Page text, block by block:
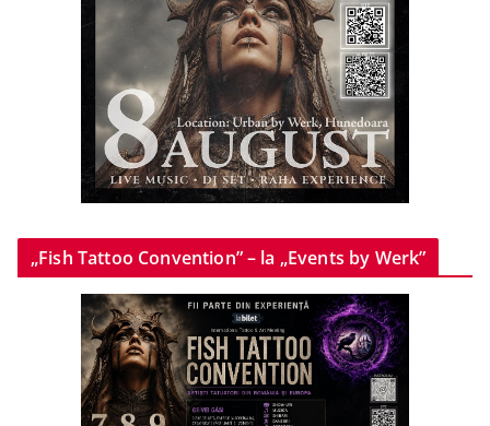
„Fish Tattoo Convention” – la „Events by Werk”